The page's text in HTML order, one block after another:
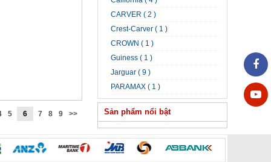
5 6 7 8 9 >>
CARVER ( 2 )
Crest-Carver ( 1 )
CROWN ( 1 )
Guiness ( 1 )
Jarguar ( 9 )
PARAMAX ( 1 )
Sản phẩm nổi bật